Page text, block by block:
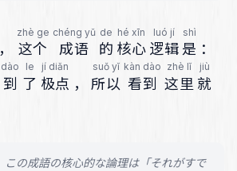
，
zhè ge
这个
chéng yǔ
成语
de
的
hé xīn
核心
luó jí
逻辑
shì
是 ：
dào
到
le
了
jí diǎn
极点 ，
suǒ yǐ
所以
kàn dào
看到
zhè lǐ
这里
jiù
就
この成語の核心的な論理は「それがすで